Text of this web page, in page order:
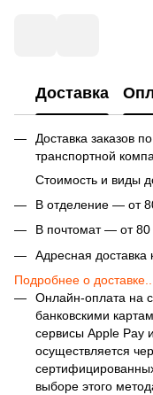
Доставка
Доставка заказов
транспортной
Стоимость и виды
В отделение — от
В почтомат — от 80
Адресная
Подробнее о доставке...
Онлайн-оплата на
банковскими
сервисы Apple Pay
осуществляется
выборе этого